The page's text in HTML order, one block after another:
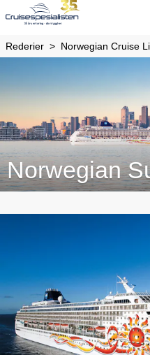
Rederier Norwegian Cruise
Norwegian